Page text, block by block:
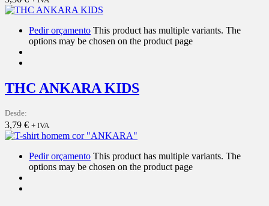
Pedir orçamento This product has multiple variants. The
options may be chosen on the product page
THC ANKARA KIDS
Desde:
3,79 € + IVA
Pedir orçamento This product has multiple variants. The
options may be chosen on the product page